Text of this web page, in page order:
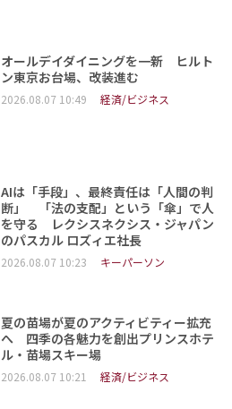
オールデイダイニングを一新 ヒルト
ン東京お台場、改装進む
2026.08.07 10:49 経済/ビジネス
AIは「手段」、最終責任は「人間の判
断」 「法の支配」という「傘」で人
を守る レクシスネクシス・ジャパン
のパスカル ロズィエ社長
2026.08.07 10:23 キーパーソン
夏の苗場が夏のアクティビティー拡充
へ 四季の各魅力を創出プリンスホテ
ル・苗場スキー場
2026.08.07 10:21 経済/ビジネス